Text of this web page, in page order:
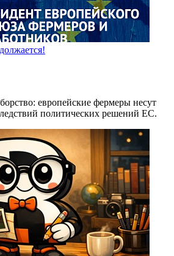
европейские фермеры несут
политических решений ЕС.